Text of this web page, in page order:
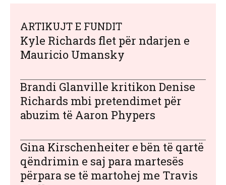
ARTIKUJT E FUNDIT
Kyle Richards flet për ndarjen e
Mauricio Umansky
Brandi Glanville kritikon Denise
Richards mbi pretendimet për
abuzim të Aaron Phypers
Gina Kirschenheiter e bën të qartë
qëndrimin e saj para martesës
përpara se të martohej me Travis